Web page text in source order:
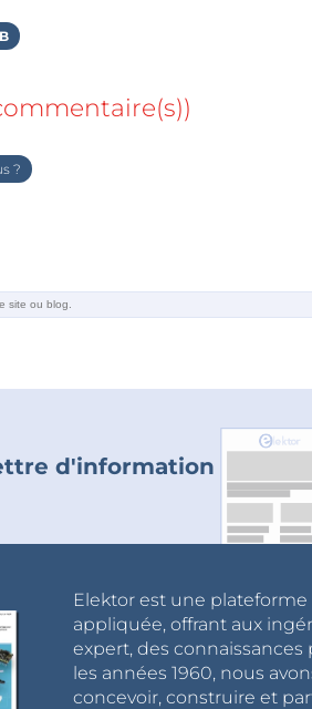
?
d'information
Elektor est une
appliquée, offrant aux
expert, des
les années 1960, nous
concevoir, construire et